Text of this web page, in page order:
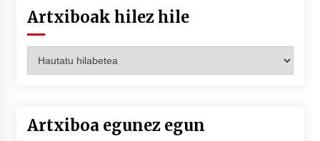
Artxiboak hilez hile
hilez
Artxiboa egunez egun